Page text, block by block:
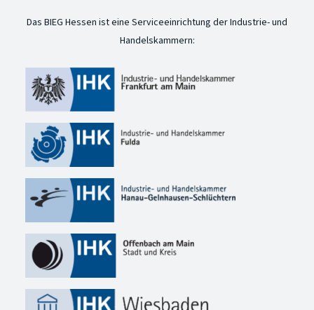
Das BIEG Hessen ist eine Serviceeinrichtung der Industrie- und
Handelskammern: